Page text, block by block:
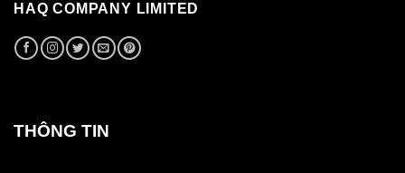
HAQ COMPANY LIMITED
THÔNG TIN